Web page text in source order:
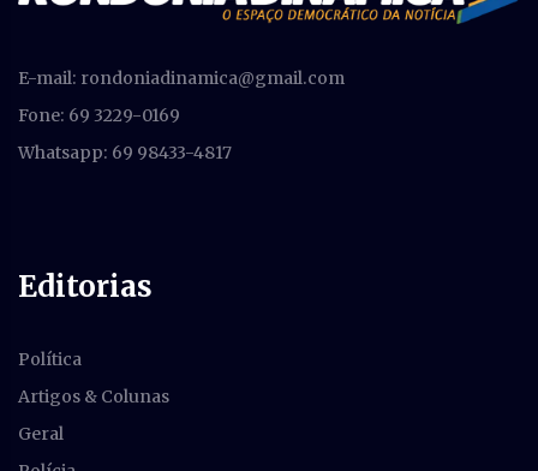
E-mail: rondoniadinamica@gmail.com
Fone: 69 3229-0169
Whatsapp: 69 98433-4817
Editorias
Política
Artigos & Colunas
Geral